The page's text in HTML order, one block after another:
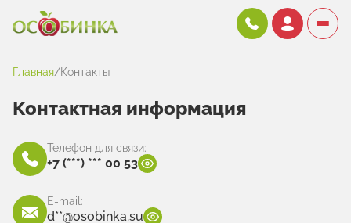
Главная/Контакты
Контактная информация
Телефон для связи:
+7 (***) *** 00 53
E-mail:
d**@osobinka.su